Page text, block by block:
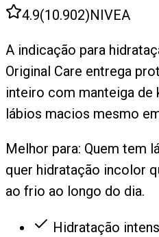
4.9(10.902)NIVEA
A indicação para
Original Care entrega
inteiro com manteiga de
lábios macios mesmo
Melhor para: Quem tem
quer hidratação incolor
ao frio ao longo do dia.
Hidratação